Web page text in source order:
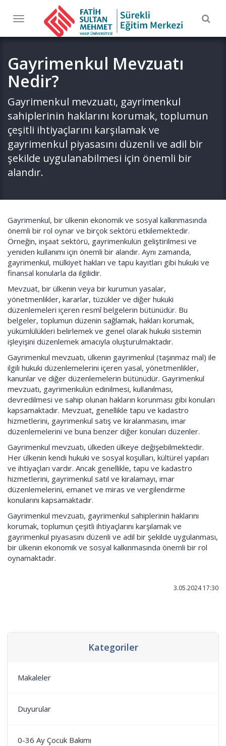
Toggle
navigation
Gayrimenkul Mevzuatı
Nedir?
Gayrimenkul mevzuatı, gayrimenkul
sahiplerinin haklarını korumak, toplumun
çeşitli ihtiyaçlarını karşılamak ve
gayrimenkul piyasasını düzenli ve adil bir
şekilde uygulanabilmesi için önemli bir
alandır.
Kategoriler
Makaleler
Duyurular
0-36 Ay Çocuk Bakımı
Gayrimenkul, bir ülkenin ekonomik ve sosyal kalkınmasında
önemli bir rol oynar ve birçok sektörü etkilemektedir.
Örneğin, inşaat sektörü, gayrimenkulün geliştirilmesi ve
yeniden kullanımı için önemli bir alandır. Aynı zamanda,
gayrimenkul, mülkiyet hakları ve tapu kayıtları gibi hukuki ve
finansal konularla da ilgilidir.
Mevzuat, bir ülkenin veya bir kurumun yasalar,
yönetmenlikler, kararlar, tüzükler ve diğer hukuki
düzenlemeleri içeren resmî belgelerin bütünüdür. Bu
belgeler, toplumun düzenin sağlamak, hakları korumak,
yükümlülükleri belirlemek ve genel olarak hukuki sistemin
işleyişini düzenlemek amacıyla oluşturulmaktadır.
Gayrimenkul mevzuatı, ülkenin gayrimenkul (taşınmaz mal) ile
ilgili hukuki düzenlemelerini içeren yasal, yönetmenlikler,
kanunlar ve diğer düzenlemelerin bütünüdür. Gayrimenkul
mevzuatı, gayrimenkulün edinilmesi, kullanılması,
devredilmesi ve sahip olunan hakların korunması gibi konuları
kapsamaktadır. Mevzuat, genellikle tapu ve kadastro
hizmetlerini, gayrimenkul satış ve kiralanmasını, imar
düzenlemelerini ve buna benzer diğer konuları düzenler.
Gayrimenkul mevzuatı, ülkeden ülkeye değişebilmektedir.
Her ülkenin kendi hukuki ve sosyal koşulları, kültürel yapıları
ve ihtiyaçları vardır. Ancak genellikle, tapu ve kadastro
hizmetlerini, gayrimenkul satıl ve kiralamayı, imar
düzenlemelerini, emanet ve miras ve vergilendirme
konularını kapsamaktadır.
Gayrimenkul mevzuatı, gayrimenkul sahiplerinin haklarını
korumak, toplumun çeşitli ihtiyaçlarını karşılamak ve
gayrimenkul piyasasını düzenli ve adil bir şekilde uygulanması,
bir ülkenin ekonomik ve sosyal kalkınmasında önemli bir rol
oynamaktadır.
3.05.2024 17:30